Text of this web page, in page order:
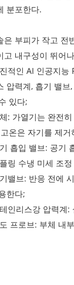
분포한다.
은 부피가 작고 전
고 내구성이 뛰어
적인 AI 인공지능
압력계, 흡기 밸
있다;
: 가열기는 완전
온은 자기를 제
흡입 밸브: 공기
링 수냉 미세 조
밸브: 반응 전에
한다;
인리스강 압력계
프로브: 부체 내